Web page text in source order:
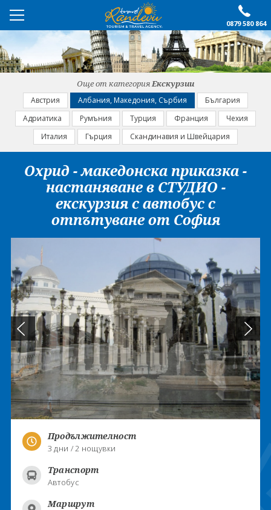
0879 580 864
ПРЕПОРЪЧАНО
ЕКСКУРЗИИ
ПОЧИВКИ
Контакти
Условия за записване
Политика за лични
Документи
ПОСЛЕДВАЙТЕ НИ
Още от категорияЕкскурзии
Австрия Албания, Македония, Сърбия
България
Адриатика
Румъния Турция Франция
Чехия
Италия
Гърция Скандинавия и Швейцария
Охрид - македонска приказка -
настаняване в СТУДИО -
екскурзия с автобус с
отпътуване от София
Продължителност
3 дни / 2 нощувки
Транспорт
Автобус
Маршрут